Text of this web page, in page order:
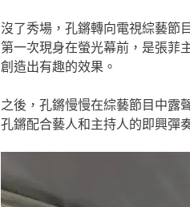
沒了秀場，孔鏘轉向電視綜藝節
第一次現身在螢光幕前，是張菲
創造出有趣的效果。
之後，孔鏘慢慢在綜藝節目中露
孔鏘配合藝人和主持人的即興彈